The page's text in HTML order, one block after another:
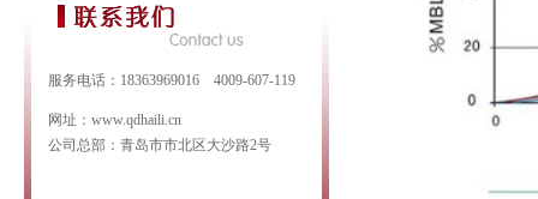
服务电话：18363969016 4009-607-119
网址：www.qdhaili.cn
公司总部：青岛市市北区大沙路2号